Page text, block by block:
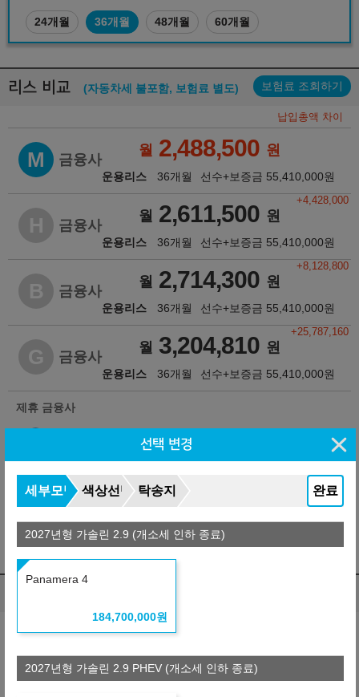
24개월 36개월 48개월 60개월
리스 비교 (자동차세 불포함, 보험료 별도) 보험료 조회하기
납입총액 차이
M 금융사
운용리스
월 2,488,500 원
36개월 선수+보증금 55,410,000원
H 금융사
운용리스
월 2,611,500 원
+4,428,000
36개월 선수+보증금 55,410,000원
B 금융사
운용리스
월 2,714,300 원
+8,128,800
36개월 선수+보증금 55,410,000원
G 금융사
운용리스
월 3,204,810 원
+25,787,160
36개월 선수+보증금 55,410,000원
제휴 금융사
※ 자동차세 :752,440원/년 (리스료에 불포함됨)
※ 보험료 : 개인별로 다름
※ 약정거리 : 2만km/년
※ 자세한 사항은 견적서를 참조하시기 바랍니다.
G 금융사
장기렌터카
월 3,788,950 원
36개월 선수+보증금55,410,000원
선택 변경
세부모델 색상선택 탁송지역 완료
2027년형 가솔린 2.9 (개소세 인하 종료)
Panamera 4
184,700,000원
2027년형 가솔린 2.9 PHEV (개소세 인하 종료)